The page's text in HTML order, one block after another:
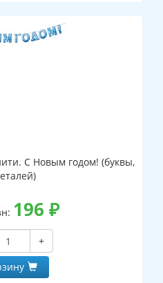
С Новым годом! (буквы,
196 ₽
+